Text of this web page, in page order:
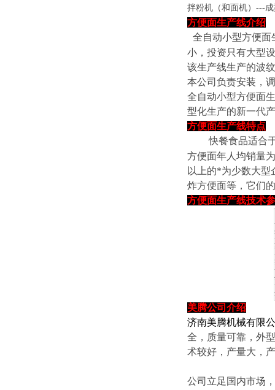
拌粉机（和面机） ---
方便面生产线介绍
全自动小型方便面
小，投资只有大型
该生产线生产的波
本公司负责安装，
全自动小型方便面
型化生产的新一代
方便面生产线特点
快餐食品适合于
方便面年人均销量
以上的*为少数大型
炸方便面等，它们
方便面生产线技术
美腾公司介绍
济南美腾机械有限
全，质量可靠，外
术较好，产量大，
公司立足国内市场